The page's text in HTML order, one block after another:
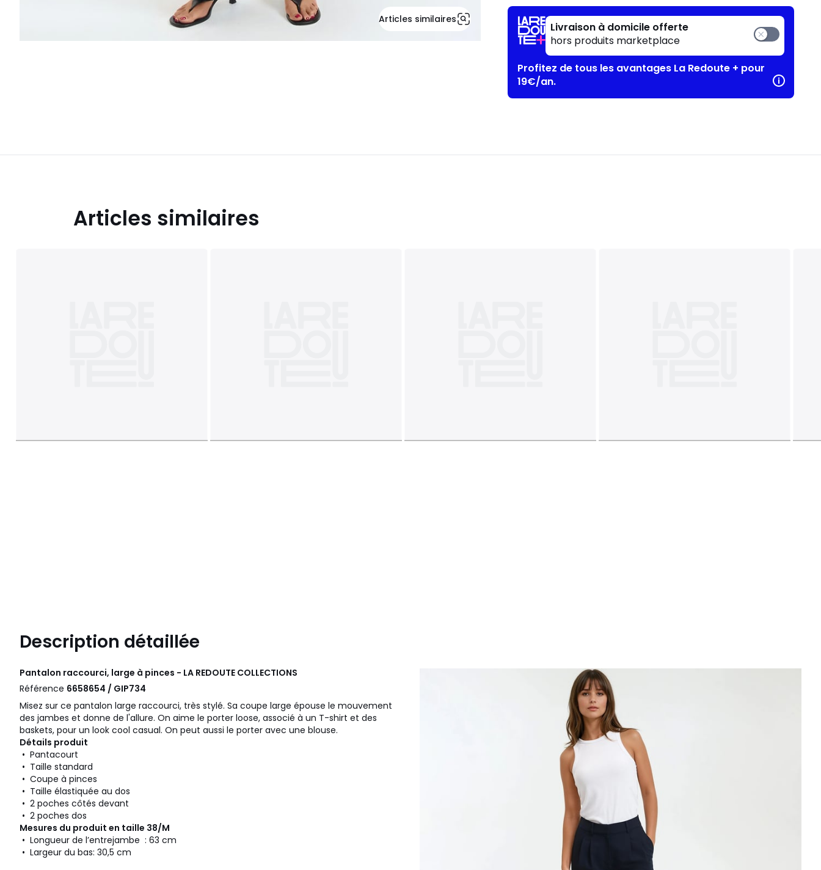
Articles similaires
Livraison à domicile offerte
hors produits marketplace
Profitez de tous les avantages La Redoute + pour
19€/an.
Articles similaires
Description détaillée
Pantalon raccourci, large à pinces - LA REDOUTE COLLECTIONS
Référence 6658654 / GIP734
Misez sur ce pantalon large raccourci, très stylé. Sa coupe large épouse le mouvement
des jambes et donne de l'allure. On aime le porter loose, associé à un T-shirt et des
baskets, pour un look cool casual. On peut aussi le porter avec une blouse.
Détails produit
• Pantacourt
• Taille standard
• Coupe à pinces
• Taille élastiquée au dos
• 2 poches côtés devant
• 2 poches dos
Mesures du produit en taille 38/M
• Longueur de l’entrejambe : 63 cm
• Largeur du bas: 30,5 cm